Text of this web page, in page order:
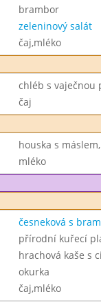
brambor
zeleninový salát
čaj,mléko
chléb s vaječnou
čaj
houska s
mléko
česneková s
přírodní kuřecí
hrachová kaše s
okurka
čaj,mléko